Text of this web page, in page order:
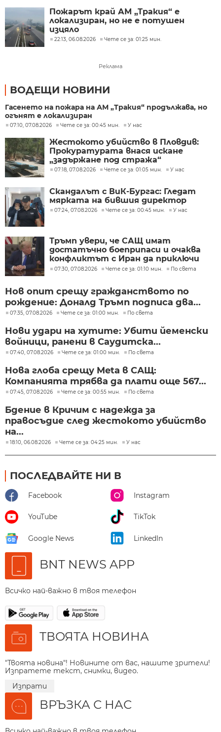
Пожарът край АМ „Тракия“ е
локализиран, но не е потушен
изцяло
22:13, 06.08.2026 Чете се за: 01:25 мин.
Реклама
ВОДЕЩИ НОВИНИ
Гасенето на пожара на АМ „Тракия“ продължава, но
огънят е локализиран
07:10, 07.08.2026 Чете се за: 00:45 мин. У нас
Жестокото убийство в Пловдив:
Прокуратурата внася искане
„задържане под стража“
07:18, 07.08.2026 Чете се за: 01:05 мин. У нас
Скандалът с ВиК-Бургас: Гледат
мярката на бившия директор
07:24, 07.08.2026 Чете се за: 00:45 мин. У нас
Тръмп увери, че САЩ имат
достатъчно боеприпаси и очаква
конфликтът с Иран да приключи
скоро
07:30, 07.08.2026 Чете се за: 01:10 мин. По света
Нов опит срещу гражданството по
рождение: Доналд Тръмп подписа два...
07:35, 07.08.2026 Чете се за: 01:00 мин. По света
Нови удари на хутите: Убити йеменски
войници, ранени в Саудитска...
07:40, 07.08.2026 Чете се за: 01:00 мин. По света
Нова глоба срещу Meta в САЩ:
Компанията трябва да плати още 567...
07:45, 07.08.2026 Чете се за: 00:55 мин. По света
Бдение в Кричим с надежда за
правосъдие след жестокото убийство
на...
18:10, 06.08.2026 Чете се за: 04:25 мин. У нас
ПОСЛЕДВАЙТЕ НИ В
Facebook Instagram
YouTube TikTok
Google News LinkedIn
BNT NEWS APP
Всичко най-важно в твоя телефон
ТВОЯТА НОВИНА
"Твоята новина"! Новините от вас, нашите зрители!
Изпратете текст, снимки, видео.
Изпрати
ВРЪЗКА С НАС